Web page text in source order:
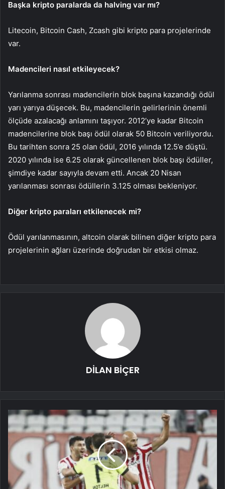
Başka kripto paralarda da halving var mı?
Litecoin, Bitcoin Cash, Zcash gibi kripto para projelerinde
var.
Madencileri nasıl etkileyecek?
Yarılanma sonrası madencilerin blok başına kazandığı ödül
yarı yarıya düşecek. Bu, madencilerin gelirlerinin önemli
ölçüde azalacağı anlamını taşıyor. 2012’ye kadar Bitcoin
madencilerine blok başı ödül olarak 50 Bitcoin veriliyordu.
Bu tarihten sonra 25 olan ödül, 2016 yılında 12.5’e düştü.
2020 yılında ise 6.25 olarak güncellenen blok başı ödüller,
şimdiye kadar sayıyla devam etti. Ancak 20 Nisan
yarılanması sonrası ödüllerin 3.125 olması bekleniyor.
Diğer kripto paraları etkilenecek mi?
Ödül yarılanmasının, altcoin olarak bilinen diğer kripto para
projelerinin ağları üzerinde doğrudan bir etkisi olmaz.
DİLAN BİÇER